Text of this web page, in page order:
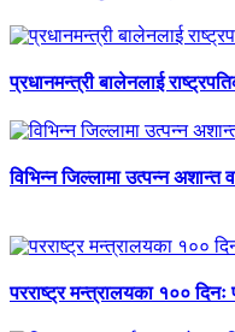
प्रधानमन्त्री बालेनलाई
विभिन्न जिल्लामा उत्पन्न
परराष्ट्र मन्त्रालयका १००